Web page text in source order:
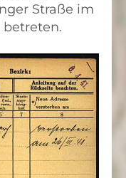
Straße im
betreten.